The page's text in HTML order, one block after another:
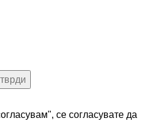
се согласувате да